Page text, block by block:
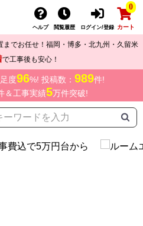
ヘルプ 閲覧履歴 ログイン/登録
0
カート
でお任せ！福岡・博多・北九州・久留米
で工事後も安心！
度96%! 投稿数： 989件!
＆工事実績5万件突破!